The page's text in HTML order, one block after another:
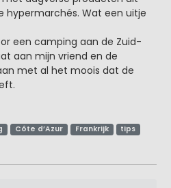
hypermarchés. Wat een uitje
een camping aan de Zuid-
aan mijn vriend en de
met al het moois dat de
Côte d’Azur Frankrijk
tips